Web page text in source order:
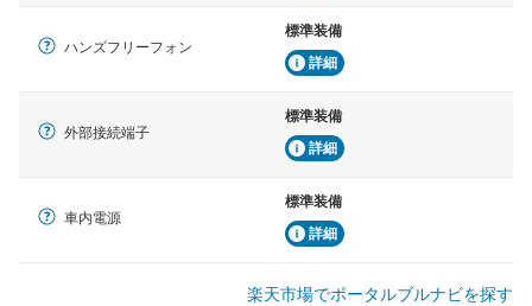
ハンズフリーフォン
標準装備
詳細
外部接続端子
標準装備
詳細
車内電源
標準装備
詳細
楽天市場でポータルブルナビを探す